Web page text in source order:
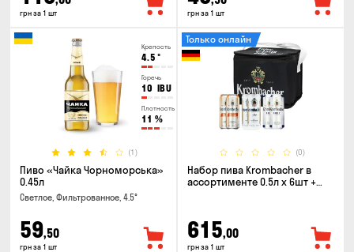
грн за 1 шт грн за 1 шт
Крепость
4.5 °
Горечь
10 IBU
Плотность
11 %
(1)
Пиво «Чайка Чорноморська»
0.45л
Светлое, Фильтрованное, 4.5°
59,50
грн за 1 шт
(0)
Только онлайн
Набор пива Krombacher в
ассортименте 0.5л х 6шт +
615,00
грн за 1 шт